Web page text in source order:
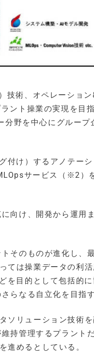
技術、オペレーション
ント操業の実現を目
野を中心にグループ
付け）するアノテー
サービス（※2）
向け、開発から運用
そのものが進化し、
ては操業データの利活
を目的として包括的に
らなる自立化を目指す
ソリューション技術を
持管理するプラント
進めるとしている。